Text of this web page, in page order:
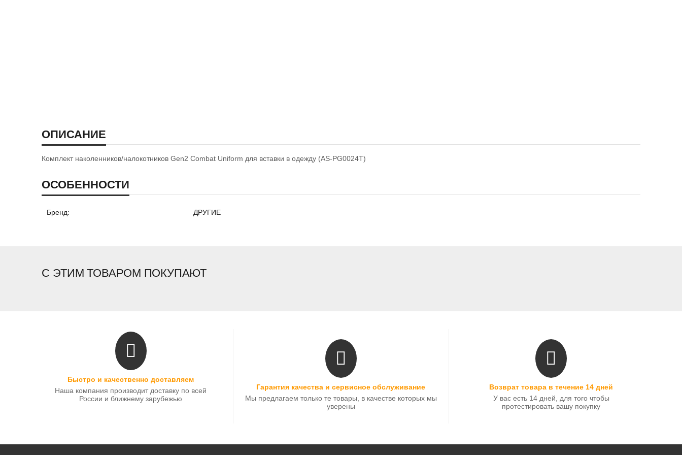
ОПИСАНИЕ
Комплект наколенников/налокотников Gen2 Combat Uniform для вставки в одежду (AS-PG0024T)
ОСОБЕННОСТИ
Бренд: ДРУГИЕ
С ЭТИМ ТОВАРОМ ПОКУПАЮТ
Быстро и качественно доставляем
Наша компания производит доставку по всей
России и ближнему зарубежью
Гарантия качества и сервисное обслуживание
Мы предлагаем только те товары, в качестве которых мы
уверены
Возврат товара в течение 14 дней
У вас есть 14 дней, для того чтобы
протестировать вашу покупку